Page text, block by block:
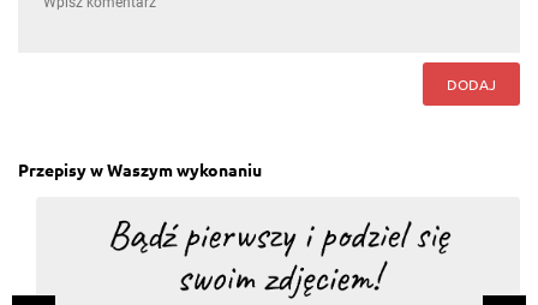
Odpowiedz
Ula Osińska, 05.05.2016
DODAJ
Przepisy w Waszym wykonaniu